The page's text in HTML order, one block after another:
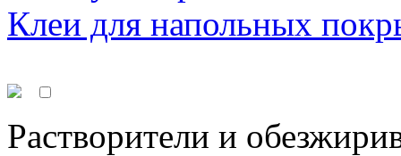
Клеи для напольных
Растворители и